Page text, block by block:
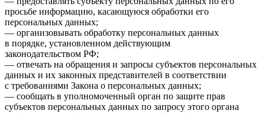
просьбе информацию, касающуюся обработки его
персональных данных;
— организовывать обработку персональных данных
в порядке, установленном действующим
законодательством РФ;
— отвечать на обращения и запросы субъектов персональных
данных и их законных представителей в соответствии
с требованиями Закона о персональных данных;
— сообщать в уполномоченный орган по защите прав
субъектов персональных данных по запросу этого органа